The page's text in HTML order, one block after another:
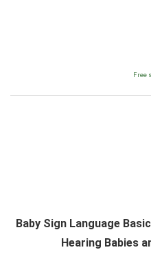
Free
Baby Sign Language
Hearing Babies